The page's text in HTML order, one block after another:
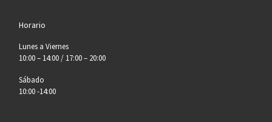
Horario
Lunes a Viernes
10:00 – 14:00 / 17:00 – 20:00
Sábado
10:00 -14:00